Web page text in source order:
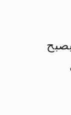
>> المزيد
>> المزيد